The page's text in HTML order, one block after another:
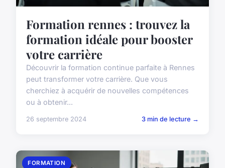
Formation rennes : trouvez la
formation idéale pour booster
votre carrière
Découvrir la formation continue parfaite à Rennes
peut transformer votre carrière. Que vous
cherchiez à acquérir de nouvelles compétences
ou à obtenir...
26 septembre 2024 3 min de lecture →
FORMATION